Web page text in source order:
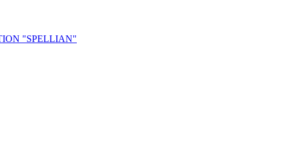
"SPELLIAN"